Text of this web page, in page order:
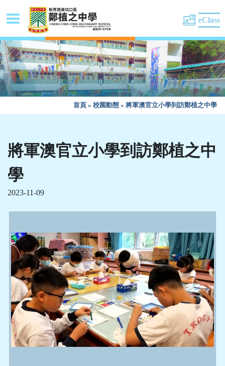
eClass
首頁 » 校園動態 » 將軍澳官立小學到訪鄭植之中學
將軍澳官立小學到訪鄭植之中
學
2023-11-09